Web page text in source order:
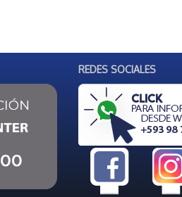
REDES SOCIALES